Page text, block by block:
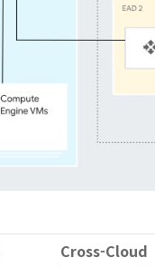
Cross-Cloud